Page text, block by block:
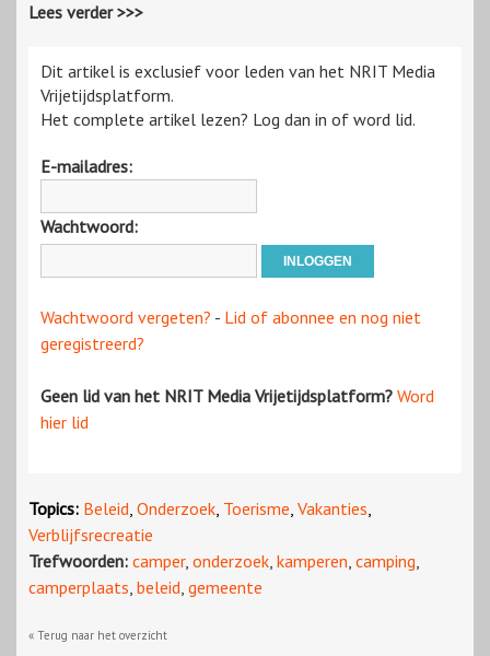
Lees verder >>>
Dit artikel is exclusief voor leden van het NRIT Media
Vrijetijdsplatform.
Het complete artikel lezen? Log dan in of word lid.
E-mailadres:
Wachtwoord:
Wachtwoord vergeten? - Lid of abonnee en nog niet
geregistreerd?
Geen lid van het NRIT Media Vrijetijdsplatform? Word
hier lid
Topics: Beleid, Onderzoek, Toerisme, Vakanties,
Verblijfsrecreatie
Trefwoorden: camper, onderzoek, kamperen, camping,
camperplaats, beleid, gemeente
« Terug naar het overzicht